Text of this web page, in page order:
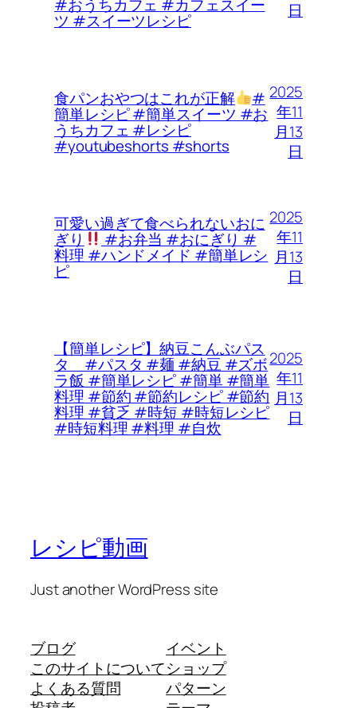
#おうちカフェ #カフェスイー
ツ #スイーツレシピ
日
食パンおやつはこれが正解 #
簡単レシピ #簡単スイーツ #お
うちカフェ #レシピ
#youtubeshorts #shorts
2025
年11
月13
日
可愛い過ぎて食べられないおに
ぎり #お弁当 #おにぎり #
料理 #ハンドメイド #簡単レシ
ピ
2025
年11
月13
日
【簡単レシピ】納豆こんぶパス
タ #パスタ #麺 #納豆 #ズボ
ラ飯 #簡単レシピ #簡単 #簡単
料理 #節約 #節約レシピ #節約
料理 #貧乏 #時短 #時短レシピ
#時短料理 #料理 #自炊
2025
年11
月13
日
レシピ動画
Just another WordPress site
ブログ
このサイトについて
よくある質問
イベント
ショップ
パターン